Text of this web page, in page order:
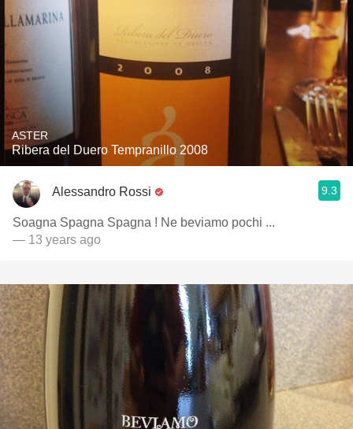
ASTER
Ribera del Duero Tempranillo 2008
Alessandro Rossi 9.3
Soagna Spagna Spagna ! Ne beviamo pochi ...
— 13 years ago